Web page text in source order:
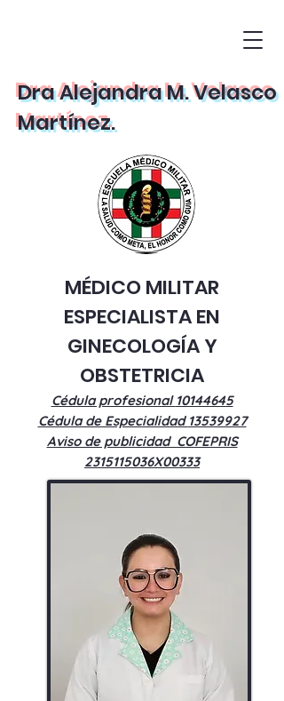
Dra Alejandra M. Velasco
Martínez.
MÉDICO MILITAR
ESPECIALISTA EN
GINECOLOGÍA Y
OBSTETRICIA
Cédula profesional 10144645
Cédula de Especialidad 13539927
Aviso de publicidad COFEPRIS
2315115036X00333